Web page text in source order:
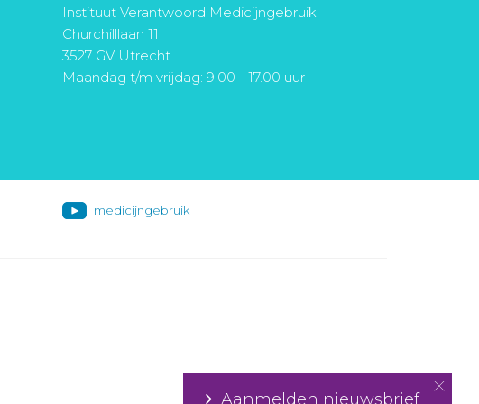
Instituut Verantwoord Medicijngebruik
Churchilllaan 11
3527 GV Utrecht
Maandag t/m vrijdag: 9.00 - 17.00 uur
medicijngebruik
Aanmelden nieuwsbrief